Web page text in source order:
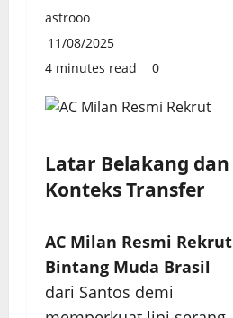
astrooo
11/08/2025
4 minutes read
0
Latar Belakang dan
Konteks Transfer
AC Milan Resmi Rekrut
Bintang Muda Brasil
dari Santos demi